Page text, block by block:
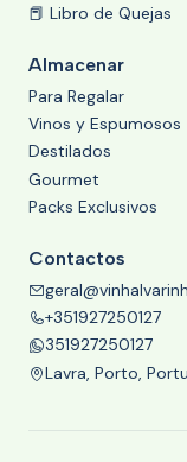
📕 Libro de Quejas
Almacenar
Para Regalar
Vinos y Espumosos
Destilados
Gourmet
Packs Exclusivos
Contactos
+351927250127
351927250127
Lavra, Porto,